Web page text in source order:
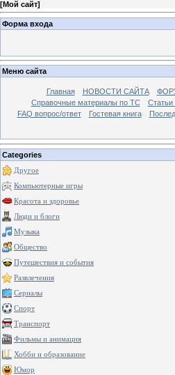
[Мой сайт]
Форма входа
Меню сайта
Главная НОВОСТИ САЙТА
Справочные материалы по TС
FAQ вопрос/ответ
Гостевая книга
Categories
Другое
Компьютерные игры
Красота и здоровье
Люди и блоги
Музыка
Общество
Путешествия и события
Развлечения
Сериалы
Спорт
Транспорт
Фильмы и анимация
Хобби и образование
Юмор